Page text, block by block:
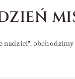
nadziei”,